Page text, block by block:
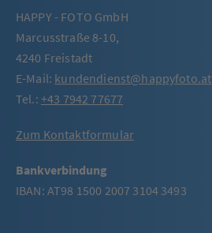
HAPPY - FOTO GmbH
Marcusstraße 8-10,
4240 Freistadt
E-Mail: kundendienst@happyfoto.at
Tel.: +43 7942 77677
Zum Kontaktformular
Bankverbindung
IBAN: AT98 1500 2007 3104 3493